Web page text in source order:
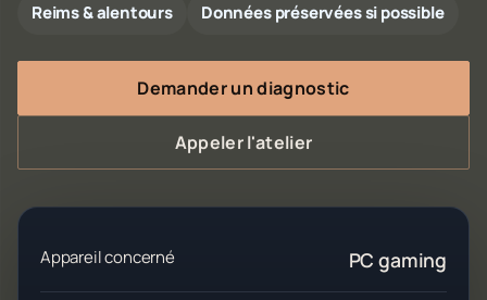
Reims & alentours
Données préservées si possible
Demander un diagnostic
Appeler l'atelier
Appareil concerné PC gaming